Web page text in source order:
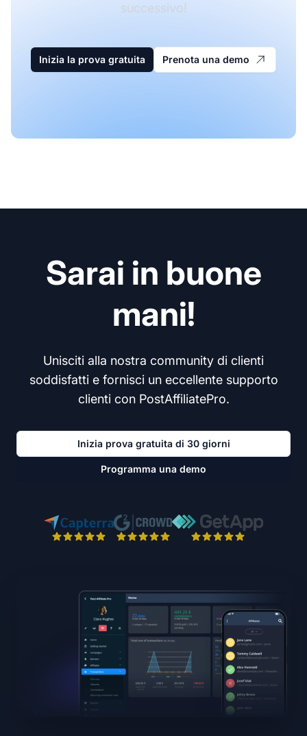
successivo!
Inizia la prova gratuita Prenota una demo
Sarai in buone
mani!
Unisciti alla nostra community di clienti
soddisfatti e fornisci un eccellente supporto
clienti con PostAffiliatePro.
Inizia prova gratuita di 30 giorni
Programma una demo